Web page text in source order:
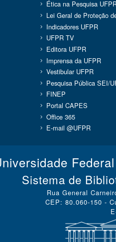
Ética na Pesquisa
Lei Geral de Proteção
Indicadores UFPR
UFPR TV
Editora UFPR
Imprensa da UFPR
Vestibular UFPR
Pesquisa Pública SEI/
FINEP
Portal CAPES
Office 365
E-mail @UFPR
Sistema de
Rua General
CEP: 80.060-150 -